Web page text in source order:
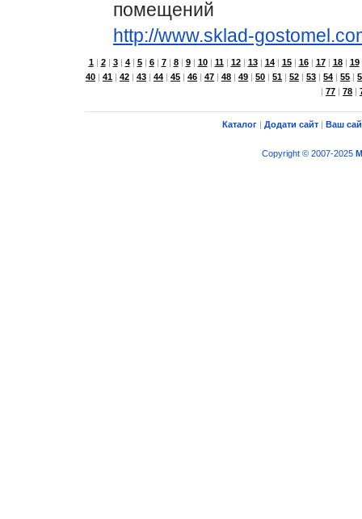
помещений
http://www.sklad-
1| 2| 3| 4| 5| 6| 7| 8| 9| 10| 11| 12| 13| 14| 15| 16| 17| 18| 19
40 | 41 | 42 | 43 | 44 | 45 | 46 | 47 | 48 | 49 | 50 | 51 | 52 | 53 | 54 | 55 |
| 77 | 78 |
Каталог | Додати сайт | Ваш
Copyright © 2007-2025